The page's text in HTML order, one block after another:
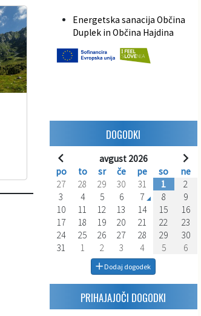
Energetska sanacija Občina
Duplek in Občina Hajdina
DOGODKI
avgust 2026
po
to sr če pe so
ne
27
28 29 30 31 1
2
3
4 5 6 7 8
9
10
11 12 13 14 15
16
17
18 19 20 21 22
23
24
25 26 27 28 29
30
31
1 2 3 4 5 6
Dodaj dogodek
PRIHAJAJOČI DOGODKI